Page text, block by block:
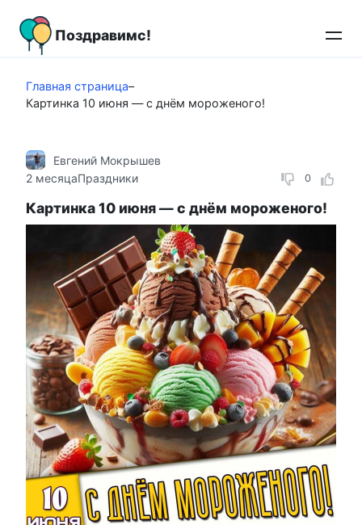
контенту
Поздравимс!
Главная страница–
Картинка 10 июня — с днём мороженого!
0
Евгений Мокрышев
2 месяцаПраздники
Картинка 10 июня — с днём мороженого!